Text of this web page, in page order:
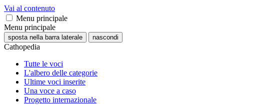
Vai al contenuto
Menu principale
Menu principale
sposta nella barra laterale nascondi
Cathopedia
Tutte le voci
L'albero delle categorie
Ultime voci inserite
Una voce a caso
Progetto internazionale